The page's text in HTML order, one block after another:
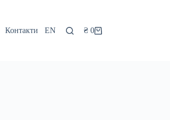
Контакти EN Кошик
₴0